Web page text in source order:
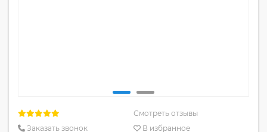
Смотреть отзывы
Заказать звонок
В избранное